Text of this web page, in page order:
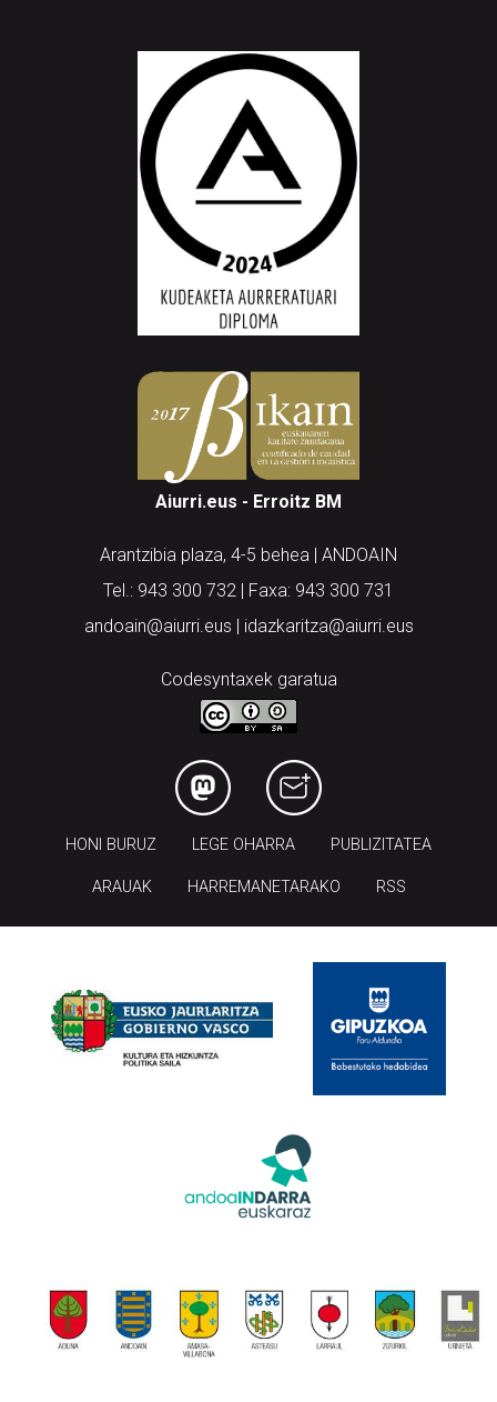
Aiurri.eus - Erroitz BM
Arantzibia plaza, 4-5 behea | ANDOAIN
Tel.: 943 300 732 | Faxa: 943 300 731
andoain@aiurri.eus | idazkaritza@aiurri.eus
Codesyntaxek garatua
HONI BURUZ LEGE OHARRA PUBLIZITATEA
ARAUAK HARREMANETARAKO RSS